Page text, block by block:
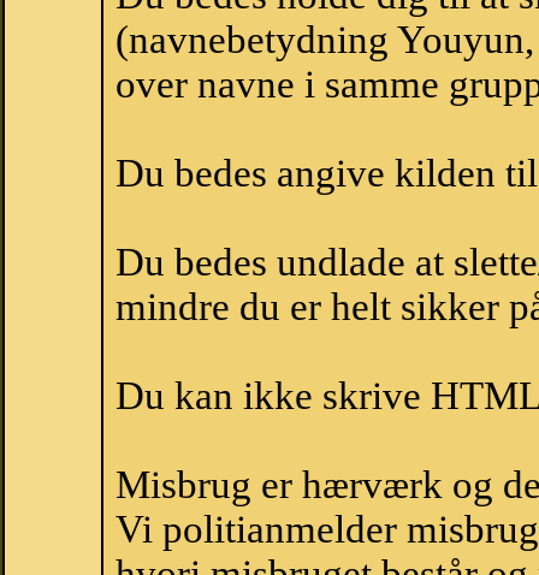
(navnebetydning
over navne i samme
Du bedes angive kilden
Du bedes undlade at
mindre du er helt sikker
Du kan ikke skrive
Misbrug er hærværk og
Vi politianmelder